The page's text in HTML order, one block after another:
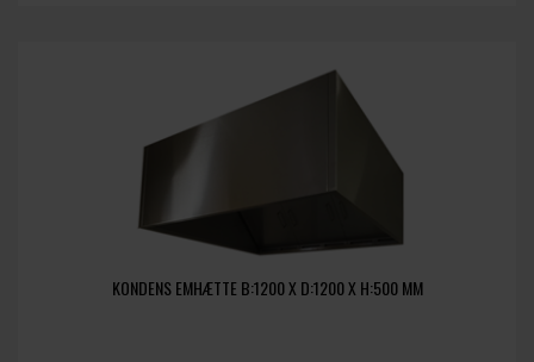
KONDENS EMHÆTTE B:1200 X D:1200 X H:500 MM